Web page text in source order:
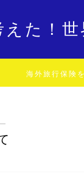
えた！
海外旅行保険